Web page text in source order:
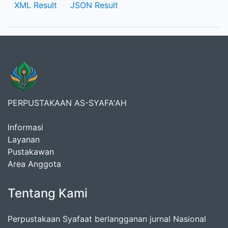
XML Result JSON Result
PERPUSTAKAAN AS-SYAFA'AH
Informasi
Layanan
Pustakawan
Area Anggota
Tentang Kami
Perpustakaan Syafaat berlangganan jurnal Nasional